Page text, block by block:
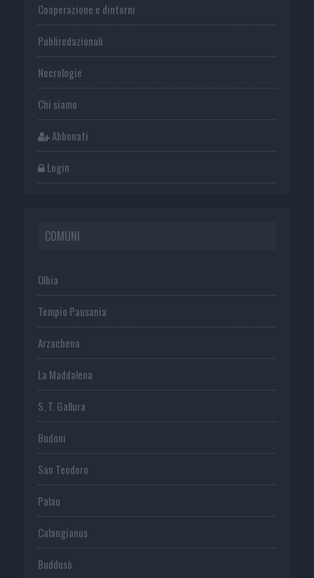
Cooperazione e dintorni
Publiredazionali
Necrologie
Chi siamo
Abbonati
Login
COMUNI
Olbia
Tempio Pausania
Arzachena
La Maddalena
S. T. Gallura
Budoni
San Teodoro
Palau
Calangianus
Buddusò